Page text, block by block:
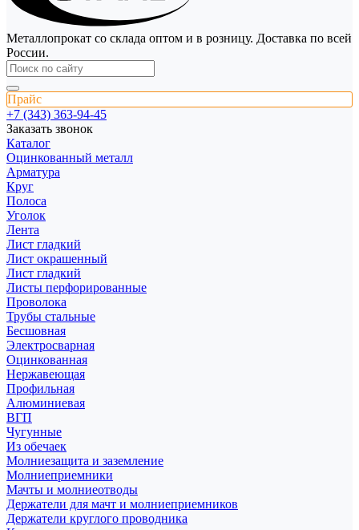
Металлопрокат со склада оптом и в розницу. Доставка по всей
России.
Прайс
+7 (343) 363-94-45
Заказать звонок
Каталог
Оцинкованный металл
Арматура
Круг
Полоса
Уголок
Лента
Лист гладкий
Лист окрашенный
Лист гладкий
Листы перфорированные
Проволока
Трубы стальные
Бесшовная
Электросварная
Оцинкованная
Нержавеющая
Профильная
Алюминиевая
ВГП
Чугунные
Из обечаек
Молниезащита и заземление
Молниеприемники
Мачты и молниеотводы
Держатели для мачт и молниеприемников
Держатели круглого проводника